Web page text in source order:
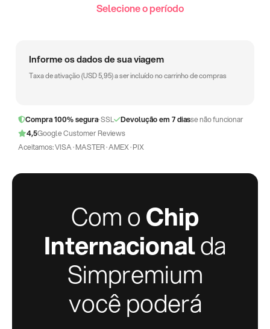
Selecione o período
Informe os dados de sua viagem
Taxa de ativação (USD5,95) a ser incluído no carrinho de compras
Compra 100% segura· SSL Devolução em 7 diasse não funcionar
4,5Google Customer Reviews
Aceitamos: VISA · MASTER · AMEX · PIX
Com oChip
Internacionalda
Simpremium
você poderá